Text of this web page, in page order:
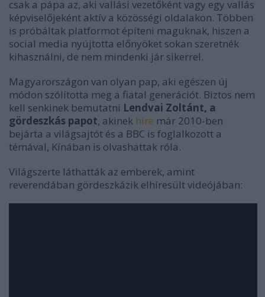
csak a pápa az, aki vallási vezetőként vagy egy vallás
képviselőjeként aktív a közösségi oldalakon. Többen
is próbáltak platformot építeni maguknak, hiszen a
social media nyújtotta előnyöket sokan szeretnék
kihasználni, de nem mindenki jár sikerrel.
Magyarországon van olyan pap, aki egészen új
módon szólította meg a fiatal generációt. Biztos nem
kell senkinek bemutatni Lendvai Zoltánt, a
gördeszkás papot, akinek híre már 2010-ben
bejárta a világsajtót és a BBC is foglalkozott a
témával, Kínában is olvashattak róla.
Világszerte láthatták az emberek, amint
reverendában gördeszkázik elhíresült videójában: